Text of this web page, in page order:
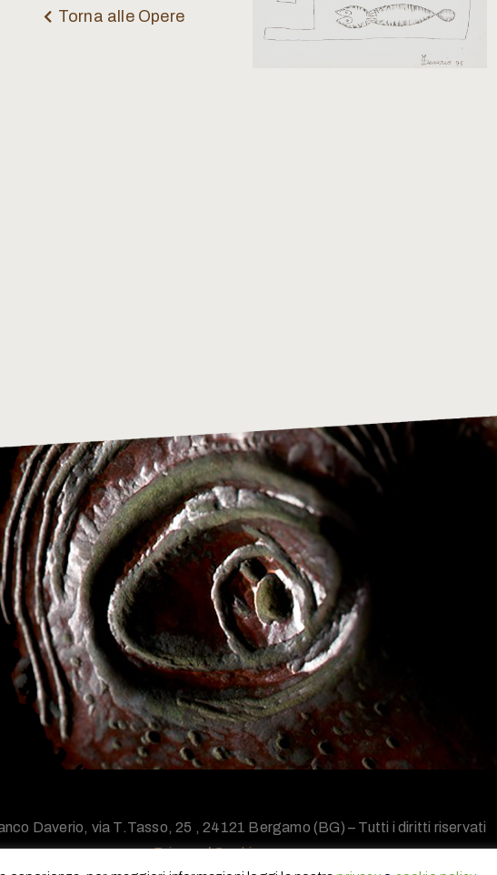
Torna alle Opere
Daverio, via T.Tasso, 25 , 24121 Bergamo (BG) – Tutti i diritti riservati
Privacy/Cookie